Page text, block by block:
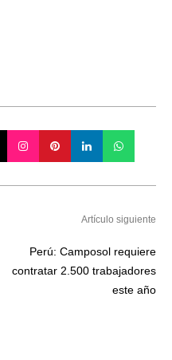
Artículo siguiente
Perú: Camposol requiere
contratar 2.500 trabajadores
este año